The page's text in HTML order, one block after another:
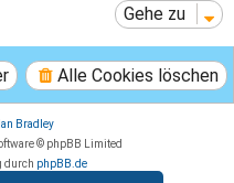
Gehe zu
Alle Cookies löschen
Ian Bradley
© phpBB Limited
durch phpBB.de